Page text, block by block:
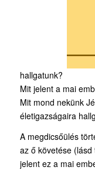
hallgatunk?
Mit jelent a mai
Mit mond nekünk
életigazságaira
A megdicsőülés
az ő követése
jelent ez a mai